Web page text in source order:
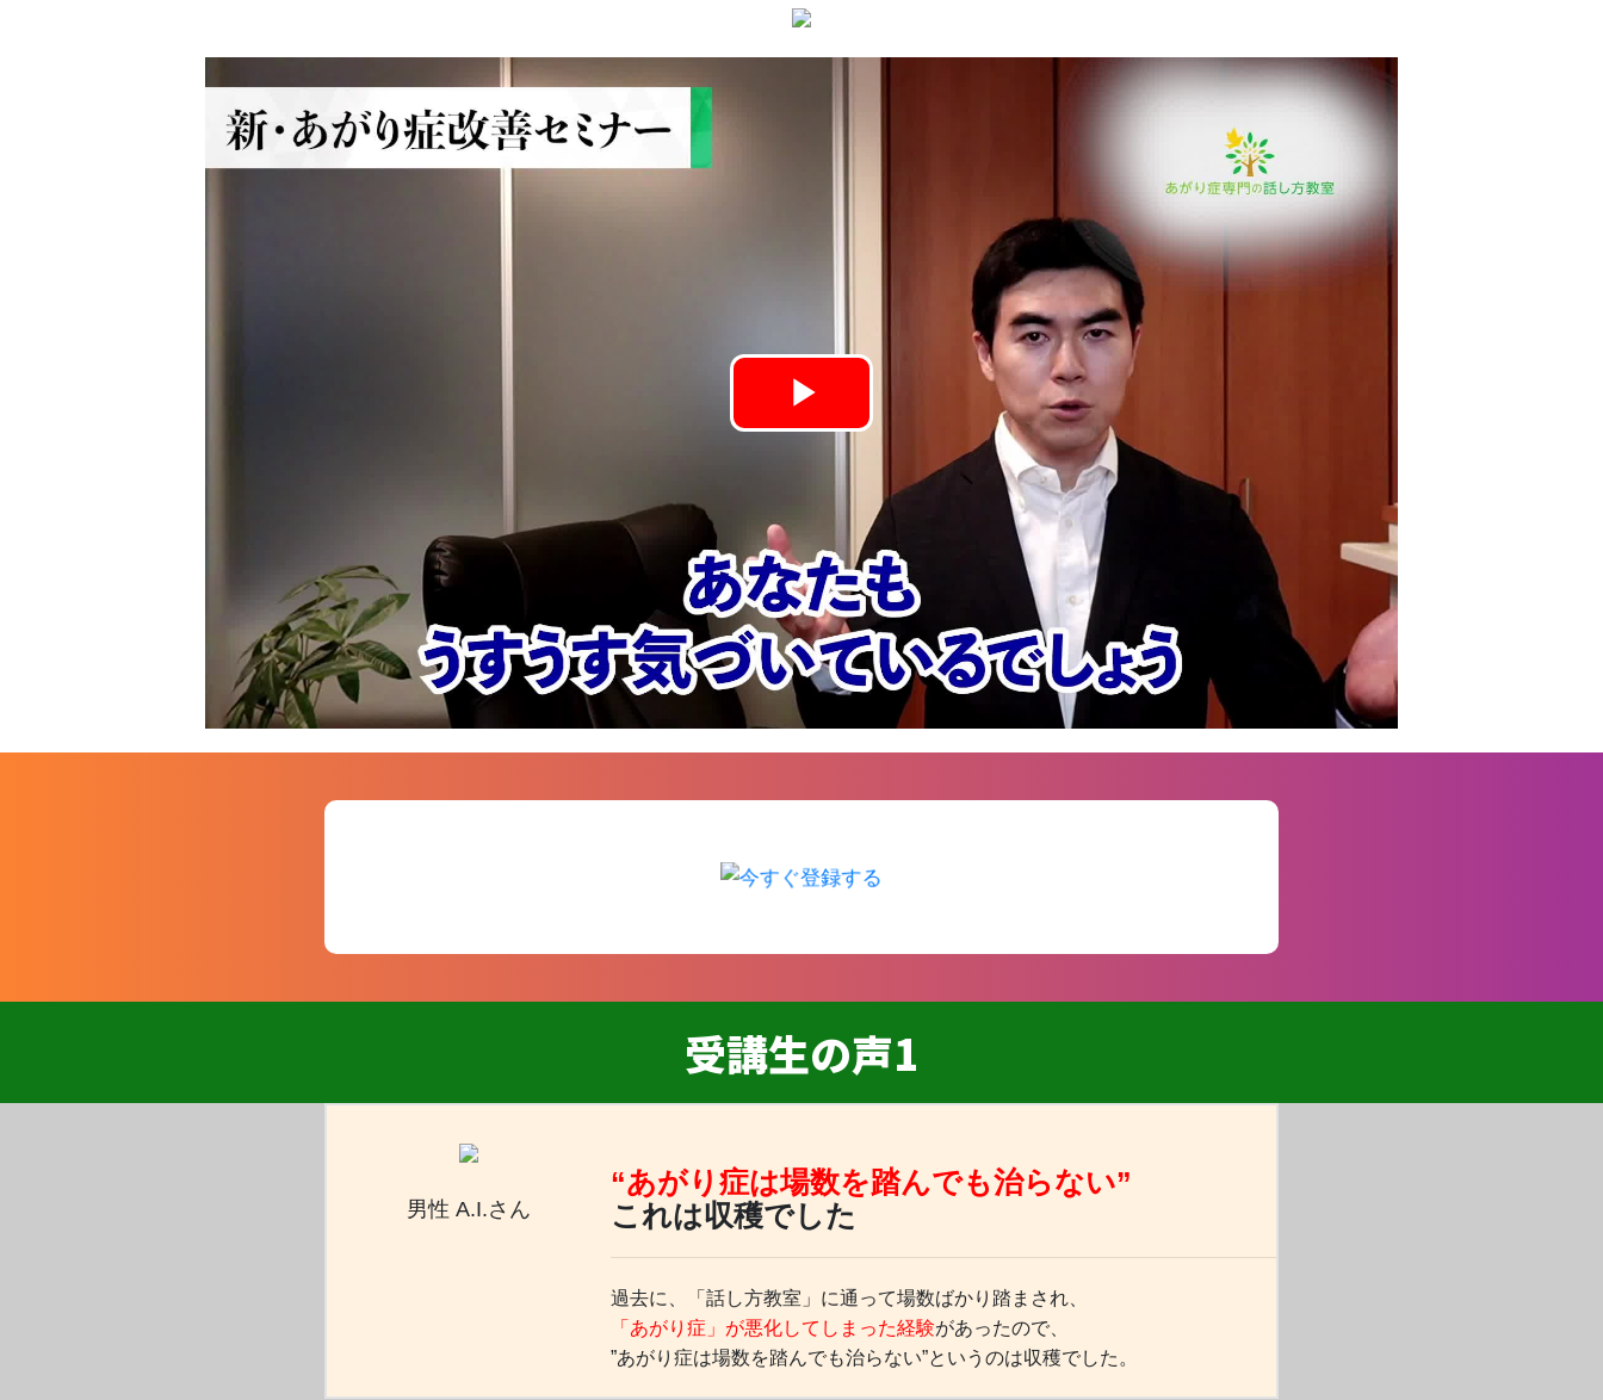
Play
Video
受講生の声1
男性 A.I.さん
“あがり症は場数を踏んでも治らない”
これは収穫でした
過去に、「話し方教室」に通って場数ばかり踏まされ、
「あがり症」が悪化してしまった経験があったので、
”あがり症は場数を踏んでも治らない”というのは収穫でした。